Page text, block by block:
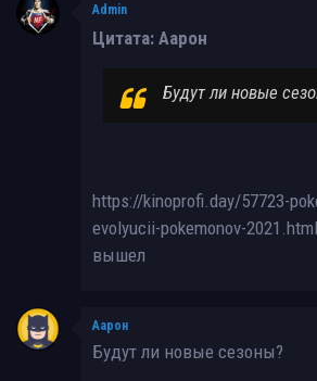
Admin
Цитата: Аарон
Будут ли новые
https://kinoprofi.day/57723-
evolyucii-pokemonov-
вышел
Аарон
Будут ли новые сезоны?